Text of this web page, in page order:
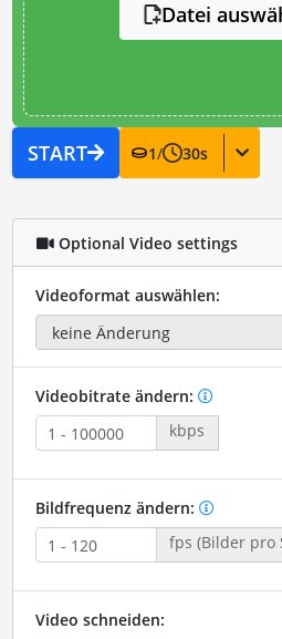
Datei
START 1/ 30s
Optional Video settings
Videoformat auswählen:
Videobitrate ändern:
kbps
Bildfrequenz ändern:
fps (Bilder pro
Video schneiden: